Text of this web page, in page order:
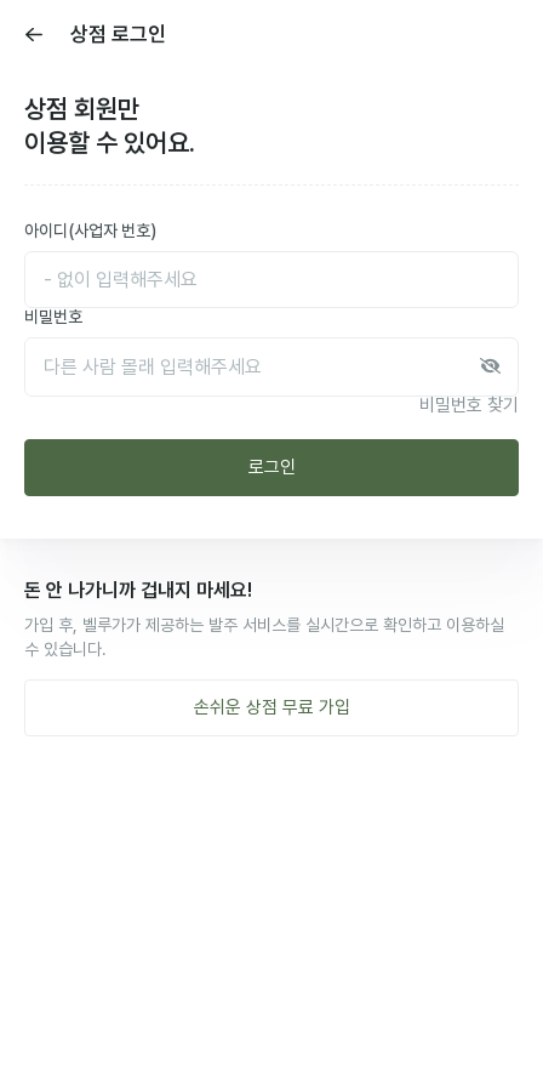
상점 로그인
상점 회원만
이용할 수 있어요.
아이디(사업자 번호)
비밀번호
비밀번호 찾기
로그인
돈 안 나가니까 겁내지 마세요!
가입 후, 벨루가가 제공하는 발주 서비스를 실시간으로 확인하고 이용하실
수 있습니다.
손쉬운 상점 무료 가입